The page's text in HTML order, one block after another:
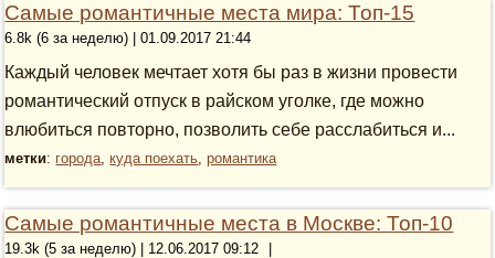
Самые романтичные места мира: Топ-15
6.8k (6 за неделю) | 01.09.2017 21:44
Каждый человек мечтает хотя бы раз в жизни провести
романтический отпуск в райском уголке, где можно
влюбиться повторно, позволить себе расслабиться и...
метки: города,куда поехать,романтика
Самые романтичные места в Москве: Топ-10
19.3k (5 за неделю) | 12.06.2017 09:12